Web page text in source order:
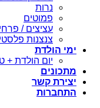
נרות
פמוטים
עציצים /
צנצנות
ימי הולדת
יום הולדת +
מתכונים
יצירת קשר
התחברות